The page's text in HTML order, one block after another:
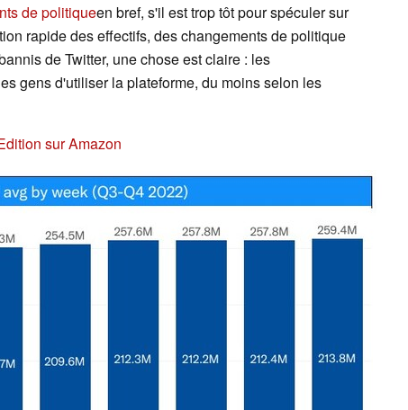
de politiqueen bref, s'il est trop tôt pour spéculer sur
rapide des effectifs, des changements de politique
de Twitter, une chose est claire : les
gens d'utiliser la plateforme, du moins selon les
sur Amazon